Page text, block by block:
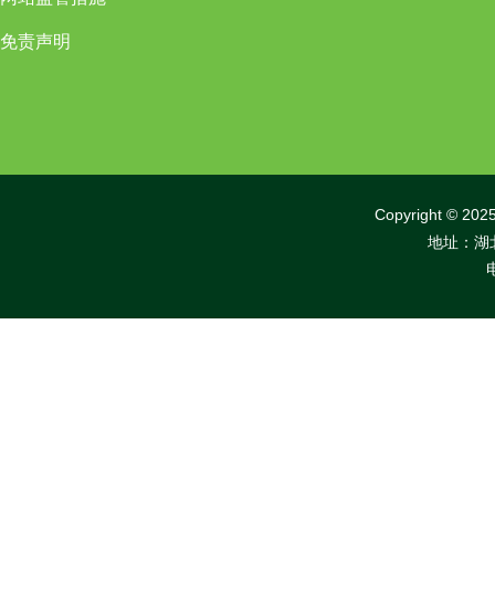
免责声明
Copyright ©
地址：湖